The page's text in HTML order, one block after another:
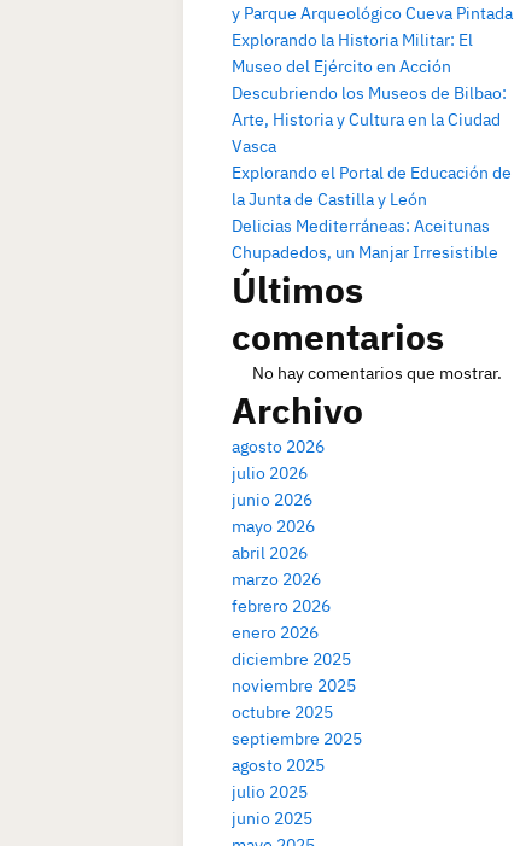
y Parque Arqueológico Cueva Pintada
Explorando la Historia Militar: El
Museo del Ejército en Acción
Descubriendo los Museos de Bilbao:
Arte, Historia y Cultura en la Ciudad
Vasca
Explorando el Portal de Educación de
la Junta de Castilla y León
Delicias Mediterráneas: Aceitunas
Chupadedos, un Manjar Irresistible
Últimos
comentarios
No hay comentarios que mostrar.
Archivo
agosto 2026
julio 2026
junio 2026
mayo 2026
abril 2026
marzo 2026
febrero 2026
enero 2026
diciembre 2025
noviembre 2025
octubre 2025
septiembre 2025
agosto 2025
julio 2025
junio 2025